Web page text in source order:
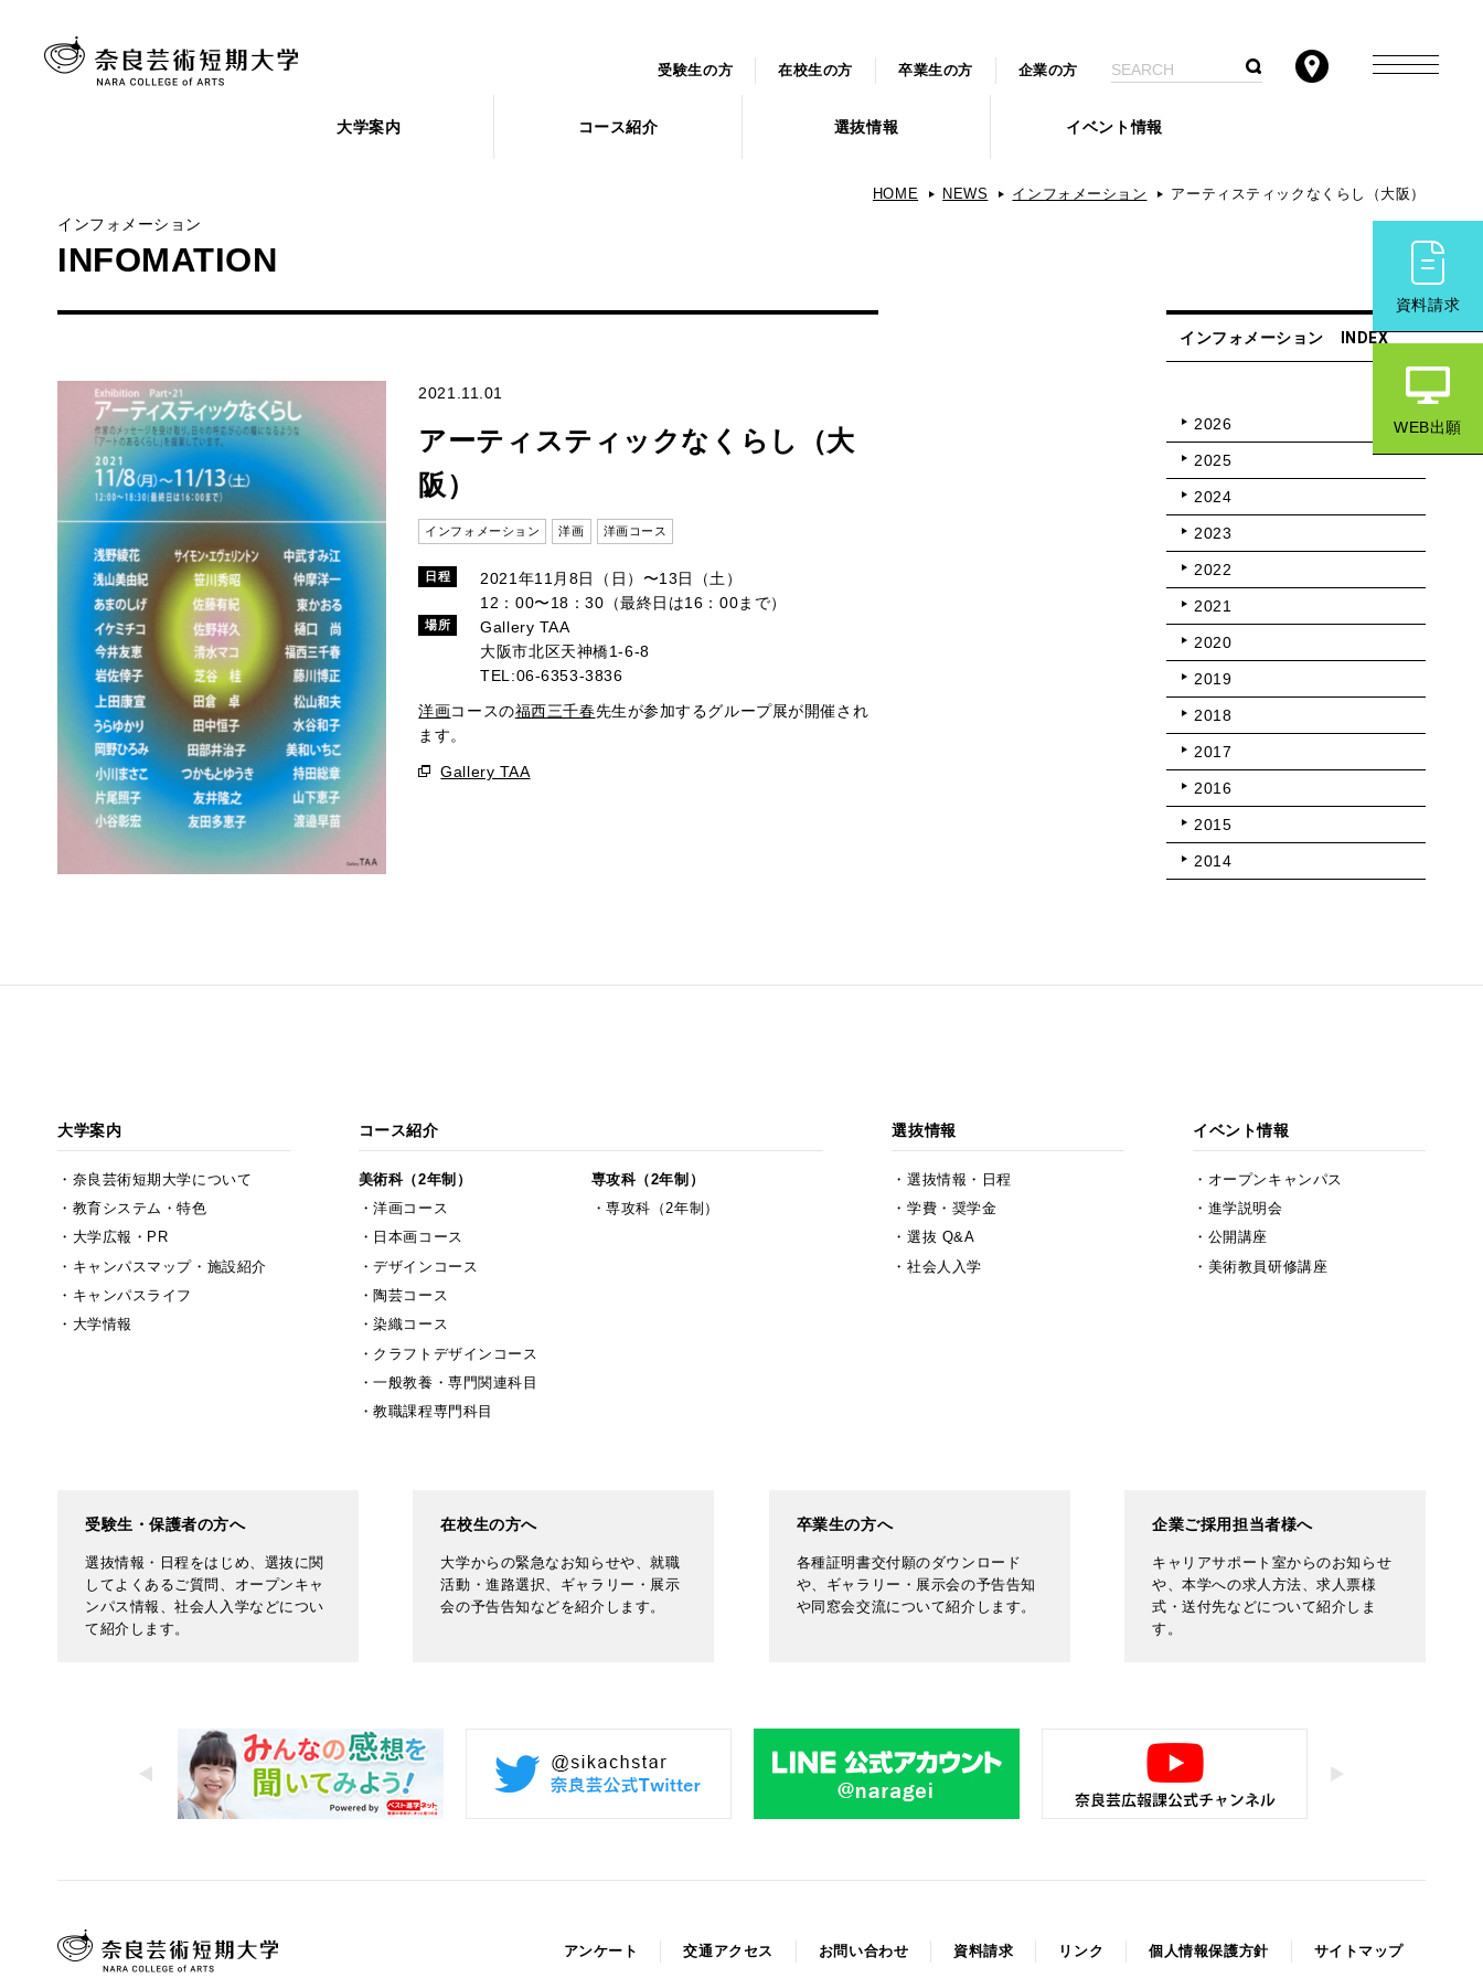
受験生の方 在校生の方 卒業生の方 企業の方
大学案内 コース紹介 選抜情報 イベント情報
資料請求
WEB出願
HOME NEWS インフォメーション アーティスティックなくらし（大阪）
インフォメーション
INFOMATION
2021.11.01
アーティスティックなくらし（大
阪）
インフォメーション 洋画 洋画コース
日程
2021年11月8日（日）〜13日（土）
12：00〜18：30（最終日は16：00まで）
場所
Gallery TAA
大阪市北区天神橋1-6-8
TEL:06-6353-3836
洋画コースの福西三千春先生が参加するグループ展が開催され
ます。
Gallery TAA
インフォメーション INDEX
2026
2025
2024
2023
2022
2021
2020
2019
2018
2017
2016
2015
2014
大学案内
奈良芸術短期大学について
教育システム・特色
大学広報・PR
キャンパスマップ・施設紹介
キャンパスライフ
大学情報
コース紹介
美術科（2年制）
洋画コース
日本画コース
デザインコース
陶芸コース
染織コース
クラフトデザインコース
一般教養・専門関連科目
教職課程専門科目
専攻科（2年制）
専攻科（2年制）
選抜情報
選抜情報・日程
学費・奨学金
選抜 Q&A
社会人入学
イベント情報
オープンキャンパス
進学説明会
公開講座
美術教員研修講座
受験生・保護者の方へ
選抜情報・日程をはじめ、選抜に関
してよくあるご質問、オープンキャ
ンパス情報、社会人入学などについ
て紹介します。
在校生の方へ
大学からの緊急なお知らせや、就職
活動・進路選択、ギャラリー・展示
会の予告告知などを紹介します。
卒業生の方へ
各種証明書交付願のダウンロード
や、ギャラリー・展示会の予告告知
や同窓会交流について紹介します。
企業ご採用担当者様へ
キャリアサポート室からのお知らせ
や、本学への求人方法、求人票様
式・送付先などについて紹介しま
す。
アンケート 交通アクセス お問い合わせ 資料請求 リンク 個人情報保護方針 サイトマップ